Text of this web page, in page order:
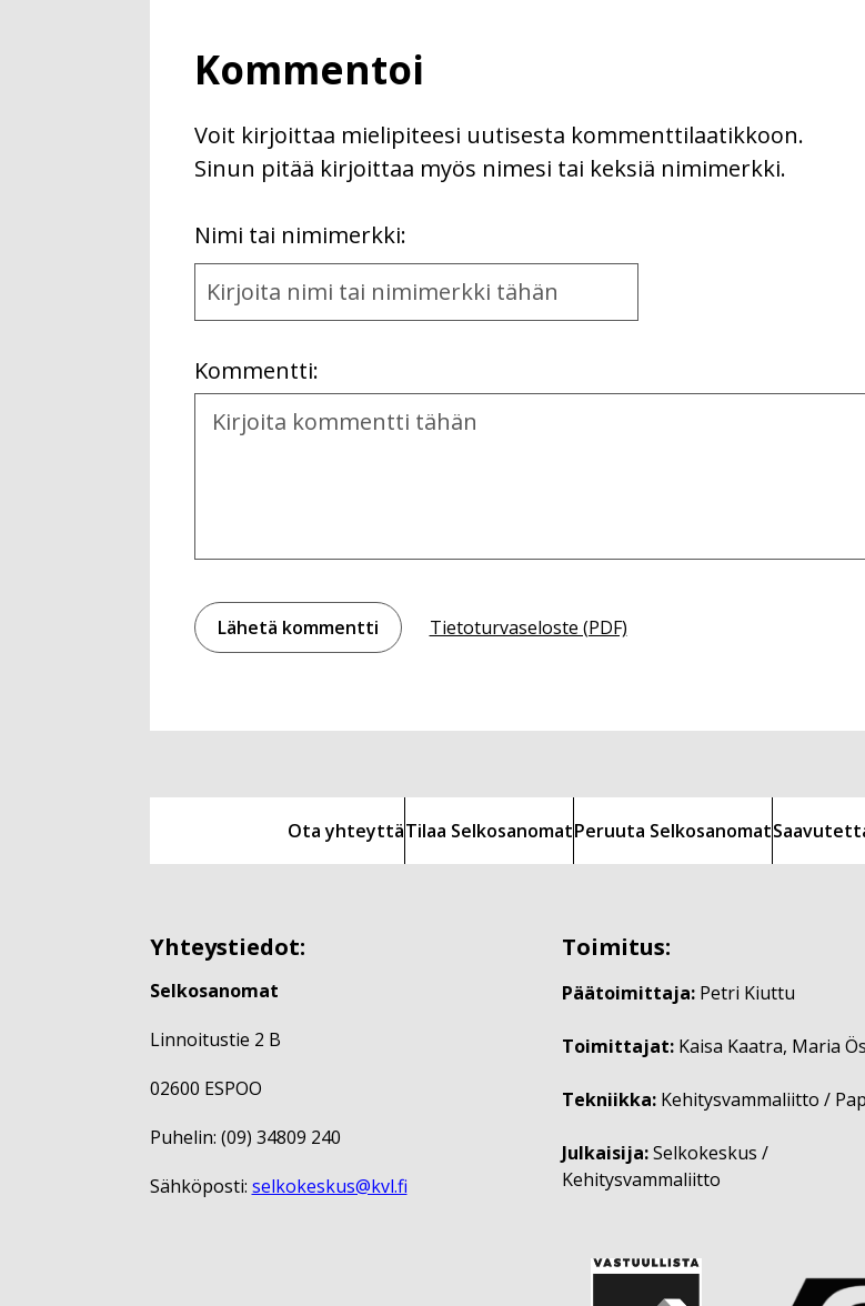
Kommentoi
Voit kirjoittaa mielipiteesi uutisesta kommenttilaatikkoon.
Sinun pitää kirjoittaa myös nimesi tai keksiä nimimerkki.
Nimi tai nimimerkki:First
Name
and
Kommentti:
Kommentti
Tietoturvaseloste (PDF)
Ota yhteyttäTilaa SelkosanomatPeruuta Selkosanomat
Yhteystiedot:
Selkosanomat
Linnoitustie 2 B
02600 ESPOO
Puhelin: (09) 34809 240
Sähköposti: selkokeskus@kvl.fi
Toimitus:
Päätoimittaja: Petri Kiuttu
Toimittajat: Kaisa Kaatra, Maria
Tekniikka: Kehitysvammaliitto /
Julkaisija:Selkokeskus /
Kehitysvammaliitto